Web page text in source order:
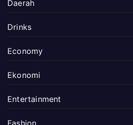
Daerah
Drinks
Economy
Ekonomi
Entertainment
Fashion